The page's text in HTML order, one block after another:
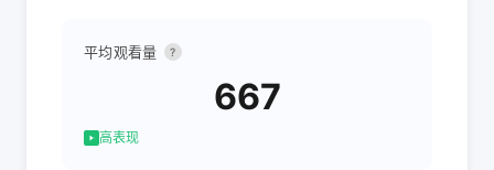
平均观看量 ?
667
高表现